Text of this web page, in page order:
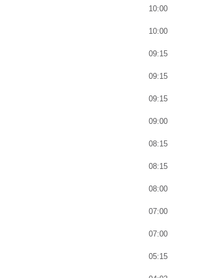
10:00
10:00
09:15
09:15
09:15
09:00
08:15
08:15
08:00
07:00
07:00
05:15